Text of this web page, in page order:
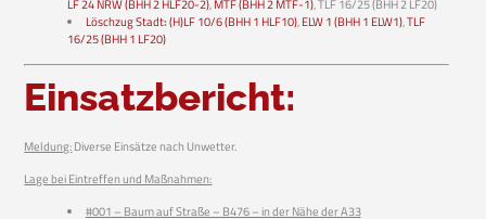
LF 24 NRW (BHH 2 HLF20-2),MTF (BHH 2 MTF-1), TLF 16/25 (BHH 2 LF20)
Löschzug Stadt:(H)LF 10/6 (BHH 1 HLF10),ELW 1 (BHH 1 ELW1),TLF
16/25 (BHH 1 LF20)
Einsatzbericht:
Meldung:Diverse Einsätze nach Unwetter.
Lage bei Eintreffen und Maßnahmen:
#001 – Baum auf Straße – B476 – in der Nähe der A33